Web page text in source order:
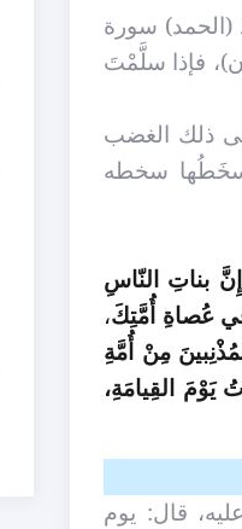
(الحمد) سورة
فإذا سلَّمْتَ
ذلك الغضب
سخَطُها سخطه
بناتِ النّاسِ
في عُصاةِ أُمَّتِكَ،
مِنْ أُمَّةِ
يَوْمَ القِيامَةِ،
قال: يوم